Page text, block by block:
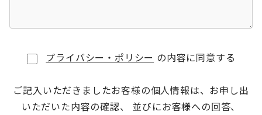
プライバシー・ポリシー の内容に同意する
ご記入いただきましたお客様の個人情報は、お申し出
いただいた内容の確認、 並びにお客様への回答、